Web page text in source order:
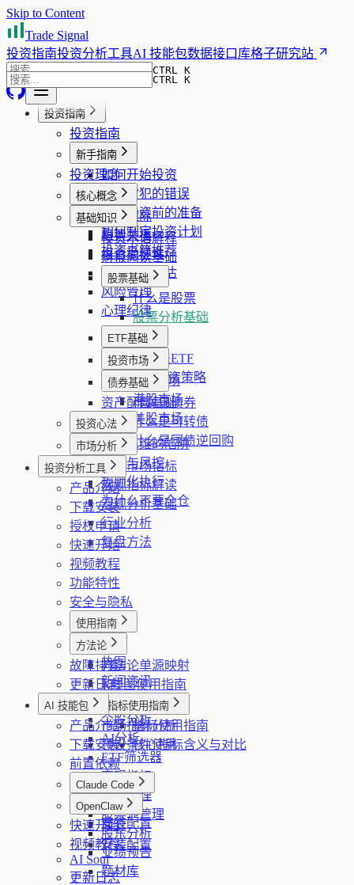
Skip to Content
Trade Signal
投资指南投资分析工具AI 技能包数据接口库格子研究站
CTRL K
CTRL K
投资指南
投资指南
新手指南
如何开始投资
新手常犯的错误
开始投资前的准备
如何制定投资计划
投资书籍推荐
投资理念
核心概念
安全边际
趋势共振
组合稳健性
企业质量评估
风险管理
心理纪律
基础知识
投资术语解释
财报阅读基础
股票基础
什么是股票
股票分析基础
ETF基础
什么是ETF
ETF投资策略
投资市场
A股市场
港股市场
美股市场
债券基础
什么是债券
什么是可转债
什么是国债逆回购
资产配置基础
投资心法
回本思维的陷阱
止损与风控
规则化执行
为什么不要全仓
市场分析
看板市场指标
宏观指标解读
宏观分析基础
行业分析
复盘方法
投资分析工具
产品介绍
下载安装
授权申请
快速开始
视频教程
功能特性
安全与隐私
使用指南
看板
热图
新闻资讯
股票筛选器
个股分析
AI分析
ETF筛选器
宏观指标
计划管理
股票池管理
股东分析
业绩预告
题材库
方法论
方法论单源映射
K线图使用指南
指标使用指南
指标使用指南
核心指标含义与对比
市场指标分析
预设条件使用
故障排查
更新日志
AI 技能包
产品介绍
下载安装
前置依赖
Claude Code
简介
安装配置
OpenClaw
简介
安装配置
快速开始
视频教程
AI Soul
更新日志